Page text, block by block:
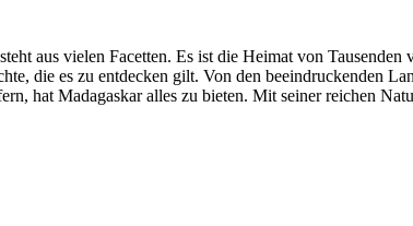
aus vielen Facetten. Es ist die Heimat von
die es zu entdecken gilt. Von den beeindruckenden
hat Madagaskar alles zu bieten. Mit seiner reichen